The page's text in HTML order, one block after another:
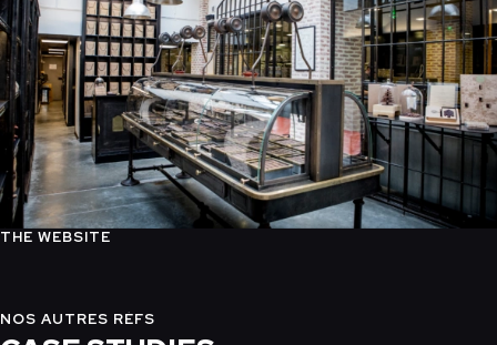
THE WEBSITE
NOS AUTRES RÉFS